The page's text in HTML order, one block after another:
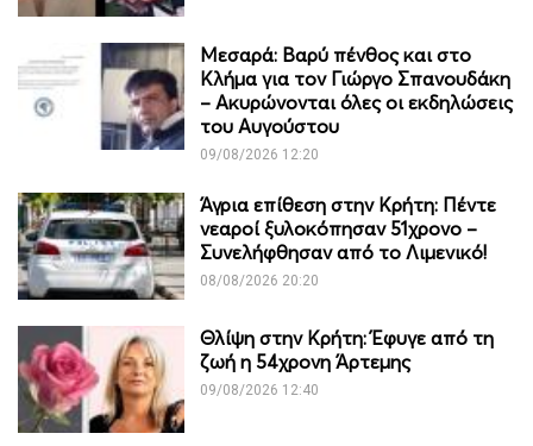
Μεσαρά: Βαρύ πένθος και στο
Κλήμα για τον Γιώργο Σπανουδάκη
– Ακυρώνονται όλες οι εκδηλώσεις
του Αυγούστου
09/08/2026 12:20
Άγρια επίθεση στην Κρήτη: Πέντε
νεαροί ξυλοκόπησαν 51χρονο –
Συνελήφθησαν από το Λιμενικό!
08/08/2026 20:20
Θλίψη στην Κρήτη: Έφυγε από τη
ζωή η 54χρονη Άρτεμης
09/08/2026 12:40